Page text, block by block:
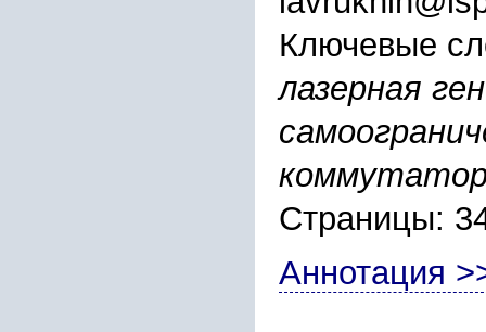
Ключевые
лазерная
Страницы:
Аннотация